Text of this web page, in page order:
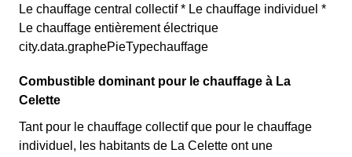
Le chauffage central collectif * Le chauffage individuel *
Le chauffage entièrement électrique
city.data.graphePieTypechauffage
Combustible dominant pour le chauffage à La
Celette
Tant pour le chauffage collectif que pour le chauffage
individuel, les habitants de La Celette ont une